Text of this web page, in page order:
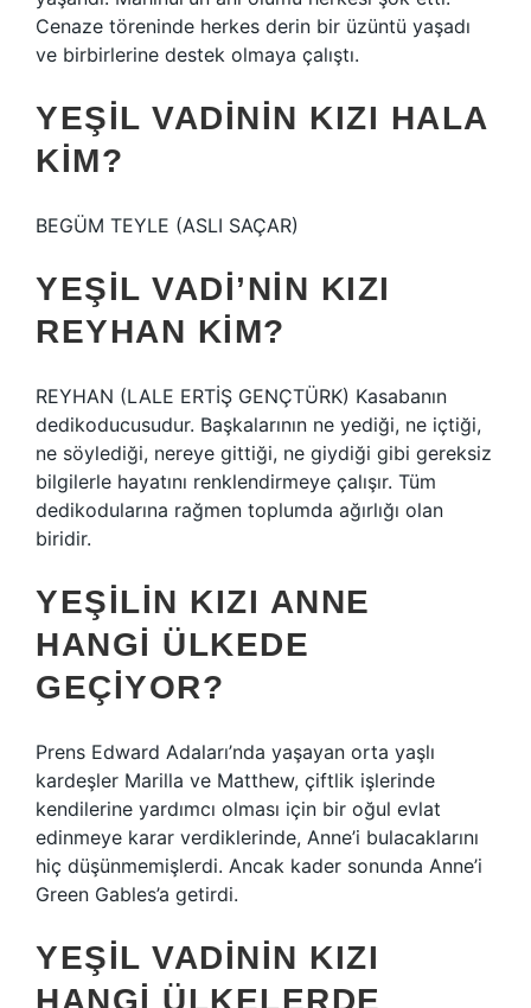
Cenaze töreninde herkes derin bir üzüntü yaşadı
ve birbirlerine destek olmaya çalıştı.
YEŞIL VADININ KIZI HALA
KIM?
BEGÜM TEYLE (ASLI SAÇAR)
YEŞIL VADI’NIN KIZI
REYHAN KIM?
REYHAN (LALE ERTİŞ GENÇTÜRK) Kasabanın
dedikoducusudur. Başkalarının ne yediği, ne içtiği,
ne söylediği, nereye gittiği, ne giydiği gibi gereksiz
bilgilerle hayatını renklendirmeye çalışır. Tüm
dedikodularına rağmen toplumda ağırlığı olan
biridir.
YEŞILIN KIZI ANNE
HANGI ÜLKEDE
GEÇIYOR?
Prens Edward Adaları’nda yaşayan orta yaşlı
kardeşler Marilla ve Matthew, çiftlik işlerinde
kendilerine yardımcı olması için bir oğul evlat
edinmeye karar verdiklerinde, Anne’i bulacaklarını
hiç düşünmemişlerdi. Ancak kader sonunda Anne’i
Green Gables’a getirdi.
YEŞIL VADININ KIZI
HANGI ÜLKELERDE